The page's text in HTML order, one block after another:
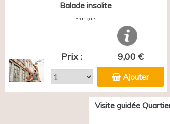
Balade insolite
Français
Prix : 9,00 €
Ajouter
Visite guidée